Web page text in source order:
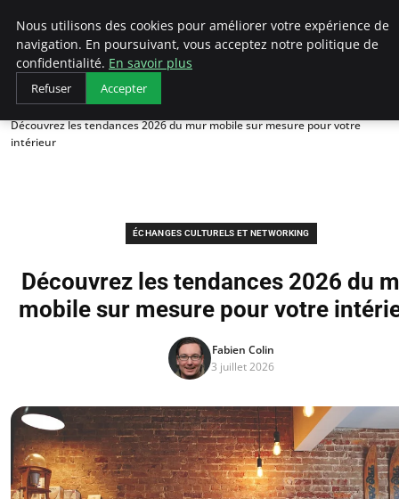
AIESEC France
Accueil
Échanges Culturels et Networking
Découvrez les tendances 2026 du mur mobile sur mesure pour votre
intérieur
ÉCHANGES CULTURELS ET NETWORKING
Découvrez les tendances 2026 du
mobile sur mesure pour votre
Fabien Colin
3 juillet 2026
Nous utilisons des cookies pour améliorer votre expérience de
navigation. En poursuivant, vous acceptez notre politique de
confidentialité. En savoir plus
Refuser Accepter